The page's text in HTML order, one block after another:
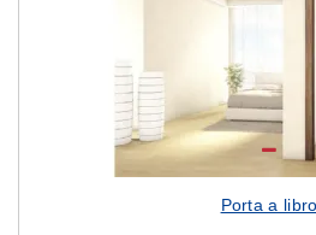
Porta a libro